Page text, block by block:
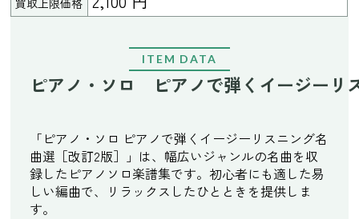
買取上限価格
ITEM DATA
ピアノ・ソロ ピアノで弾くイージーリ
「ピアノ・ソロ ピアノで弾くイージーリスニング名
曲選［改訂2版］」は、幅広いジャンルの名曲を収
録したピアノソロ楽譜集です。初心者にも適した易
しい編曲で、リラックスしたひとときを提供しま
す。